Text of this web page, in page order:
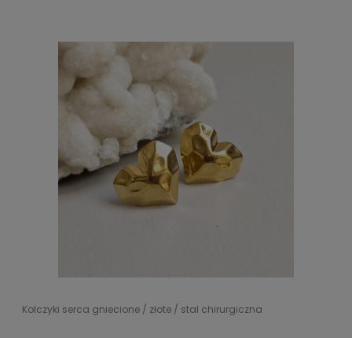
Kolczyki serca gniecione / złote / stal chirurgiczna